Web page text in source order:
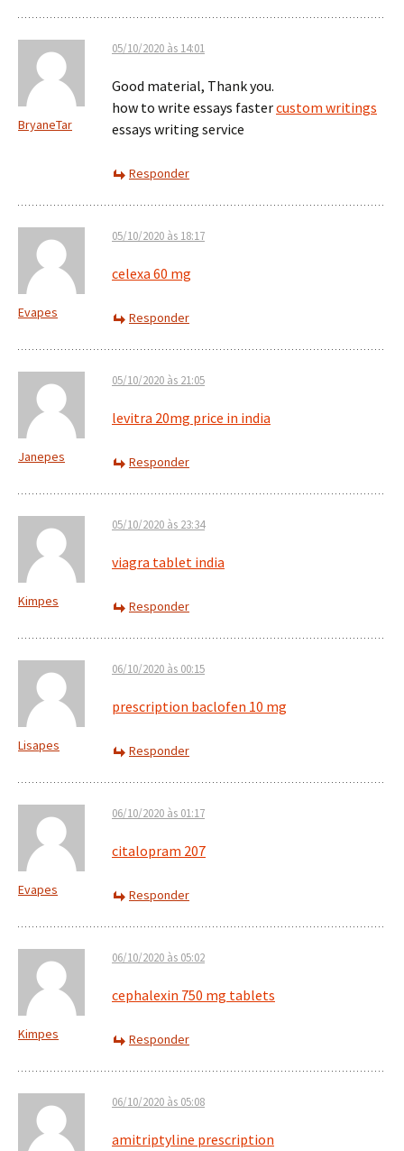
BryaneTar
05/10/2020 às 14:01
Good material, Thank you.
how to write essays fastercustom writings
essays writing service
Responder
Evapes
05/10/2020 às 18:17
celexa 60 mg
Responder
Janepes
05/10/2020 às 21:05
levitra 20mg price in india
Responder
Kimpes
05/10/2020 às 23:34
viagra tablet india
Responder
Lisapes
06/10/2020 às 00:15
prescription baclofen 10 mg
Responder
Evapes
06/10/2020 às 01:17
citalopram 207
Responder
Kimpes
06/10/2020 às 05:02
cephalexin 750 mg tablets
Responder
06/10/2020 às 05:08
amitriptyline prescription